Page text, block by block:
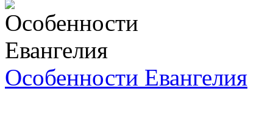
Особенности Евангелия